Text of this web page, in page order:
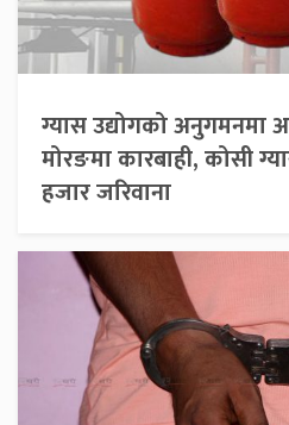
ग्यास उद्योगको अनुगमनमा
मोरङमा कारबाही, कोसी
हजार जरिवाना